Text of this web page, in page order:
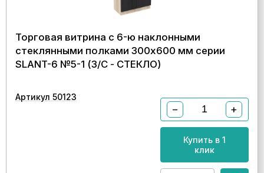
Торговая витрина с 6-ю наклонными
стеклянными полками 300x600 мм серии
SLANT-6 №5-1 (З/C - СТЕКЛО)
Артикул 50123
− +
Купить в 1
клик